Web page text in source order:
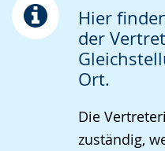
Gebärdensprache
wird
Hier
der
Ort.
Die
zuständig,